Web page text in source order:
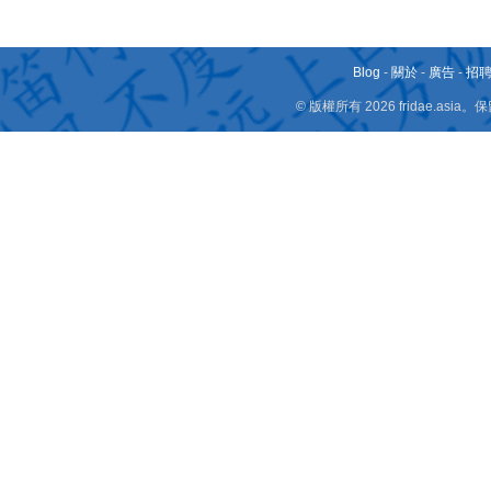
Blog - 關於 - 廣告 -招
© 版權所有 2026 fridae.asia。